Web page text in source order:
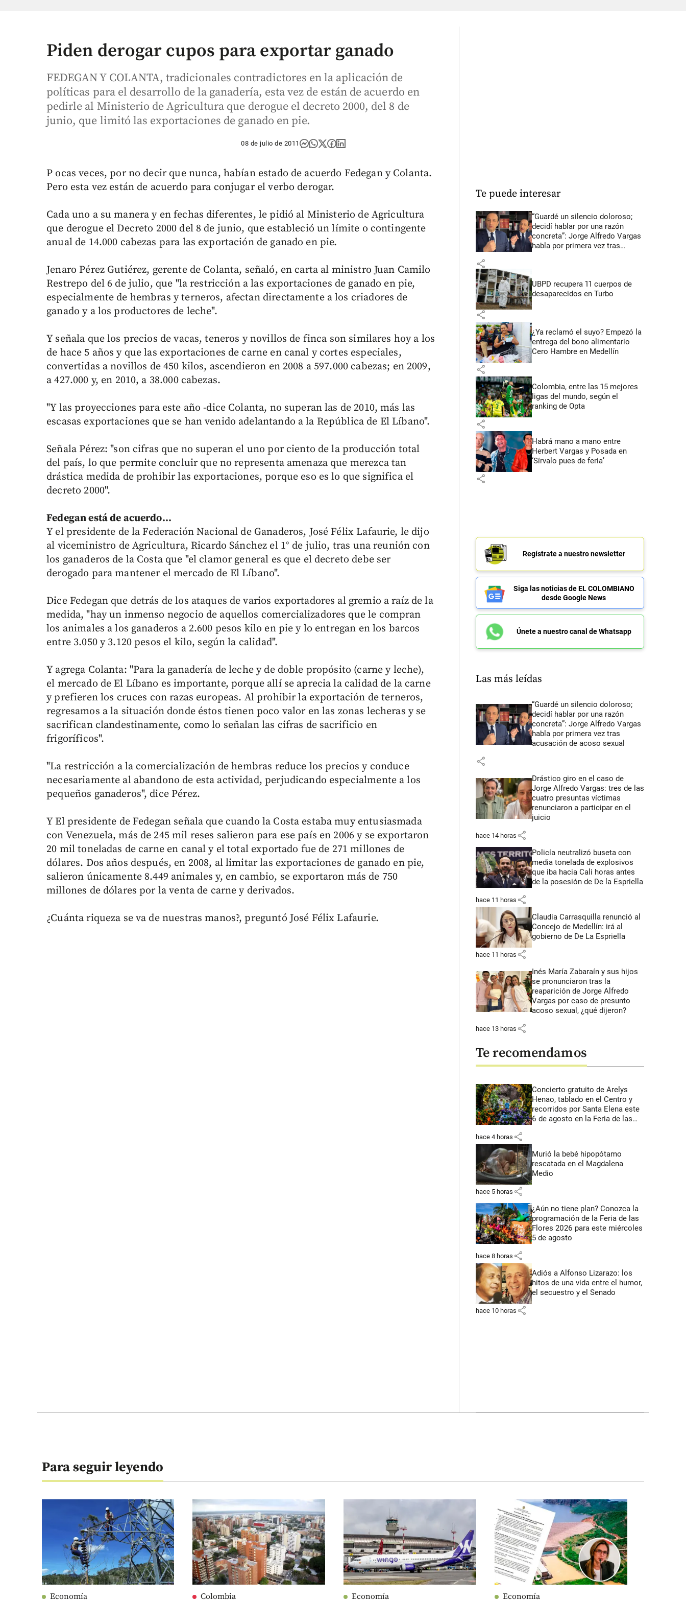
Piden derogar cupos para exportar ganado
FEDEGAN Y COLANTA, tradicionales contradictores en la aplicación de
políticas para el desarrollo de la ganadería, esta vez de están de acuerdo en
pedirle al Ministerio de Agricultura que derogue el decreto 2000, del 8 de
junio, que limitó las exportaciones de ganado en pie.
08 de julio de 2011
P ocas veces, por no decir que nunca, habían estado de acuerdo Fedegan y Colanta.
Pero esta vez están de acuerdo para conjugar el verbo derogar.
Cada uno a su manera y en fechas diferentes, le pidió al Ministerio de Agricultura
que derogue el Decreto 2000 del 8 de junio, que estableció un límite o contingente
anual de 14.000 cabezas para las exportación de ganado en pie.
Jenaro Pérez Gutiérez, gerente de Colanta, señaló, en carta al ministro Juan Camilo
Restrepo del 6 de julio, que "la restricción a las exportaciones de ganado en pie,
especialmente de hembras y terneros, afectan directamente a los criadores de
ganado y a los productores de leche".
Y señala que los precios de vacas, teneros y novillos de finca son similares hoy a los
de hace 5 años y que las exportaciones de carne en canal y cortes especiales,
convertidas a novillos de 450 kilos, ascendieron en 2008 a 597.000 cabezas; en 2009,
a 427.000 y, en 2010, a 38.000 cabezas.
"Y las proyecciones para este año -dice Colanta, no superan las de 2010, más las
escasas exportaciones que se han venido adelantando a la República de El Líbano".
Señala Pérez: "son cifras que no superan el uno por ciento de la producción total
del país, lo que permite concluir que no representa amenaza que merezca tan
drástica medida de prohibir las exportaciones, porque eso es lo que significa el
decreto 2000".
Fedegan está de acuerdo...
Y el presidente de la Federación Nacional de Ganaderos, José Félix Lafaurie, le dijo
al viceministro de Agricultura, Ricardo Sánchez el 1° de julio, tras una reunión con
los ganaderos de la Costa que "el clamor general es que el decreto debe ser
derogado para mantener el mercado de El Líbano".
Dice Fedegan que detrás de los ataques de varios exportadores al gremio a raíz de la
medida, "hay un inmenso negocio de aquellos comercializadores que le compran
los animales a los ganaderos a 2.600 pesos kilo en pie y lo entregan en los barcos
entre 3.050 y 3.120 pesos el kilo, según la calidad".
Y agrega Colanta: "Para la ganadería de leche y de doble propósito (carne y leche),
el mercado de El Líbano es importante, porque allí se aprecia la calidad de la carne
y prefieren los cruces con razas europeas. Al prohibir la exportación de terneros,
regresamos a la situación donde éstos tienen poco valor en las zonas lecheras y se
sacrifican clandestinamente, como lo señalan las cifras de sacrificio en
frigoríficos".
"La restricción a la comercialización de hembras reduce los precios y conduce
necesariamente al abandono de esta actividad, perjudicando especialmente a los
pequeños ganaderos", dice Pérez.
Y El presidente de Fedegan señala que cuando la Costa estaba muy entusiasmada
con Venezuela, más de 245 mil reses salieron para ese país en 2006 y se exportaron
20 mil toneladas de carne en canal y el total exportado fue de 271 millones de
dólares. Dos años después, en 2008, al limitar las exportaciones de ganado en pie,
salieron únicamente 8.449 animales y, en cambio, se exportaron más de 750
millones de dólares por la venta de carne y derivados.
¿Cuánta riqueza se va de nuestras manos?, preguntó José Félix Lafaurie.
Te puede interesar
“Guardé un silencio doloroso;
decidí hablar por una razón
concreta”: Jorge Alfredo Vargas
habla por primera vez tras
share
UBPD recupera 11 cuerpos de
desaparecidos en Turbo
share
¿Ya reclamó el suyo? Empezó la
entrega del bono alimentario
Cero Hambre en Medellín
share
Colombia, entre las 15 mejores
ligas del mundo, según el
ranking de Opta
share
Habrá mano a mano entre
Herbert Vargas y Posada en
‘Sírvalo pues de feria’
share
Regístrate a nuestro newsletter
Siga las noticias de EL COLOMBIANO
desde Google News
Únete a nuestro canal de Whatsapp
Las más leídas
“Guardé un silencio doloroso;
decidí hablar por una razón
concreta”: Jorge Alfredo Vargas
habla por primera vez tras
acusación de acoso sexual
share
Drástico giro en el caso de
Jorge Alfredo Vargas: tres de las
cuatro presuntas víctimas
renunciaron a participar en el
juicio
hace 14 horas share
Policía neutralizó buseta con
media tonelada de explosivos
que iba hacia Cali horas antes
de la posesión de De la Espriella
hace 11 horas share
Claudia Carrasquilla renunció al
Concejo de Medellín: irá al
gobierno de De La Espriella
hace 11 horas share
Inés María Zabaraín y sus hijos
se pronunciaron tras la
reaparición de Jorge Alfredo
Vargas por caso de presunto
acoso sexual, ¿qué dijeron?
hace 13 horas share
Te recomendamos
Concierto gratuito de Arelys
Henao, tablado en el Centro y
recorridos por Santa Elena este
6 de agosto en la Feria de las
hace 4 horas share
Murió la bebé hipopótamo
rescatada en el Magdalena
Medio
hace 5 horas share
¿Aún no tiene plan? Conozca la
programación de la Feria de las
Flores 2026 para este miércoles
5 de agosto
hace 8 horas share
Adiós a Alfonso Lizarazo: los
hitos de una vida entre el humor,
el secuestro y el Senado
hace 10 horas share
Para seguir leyendo
Economía Colombia Economía Economía